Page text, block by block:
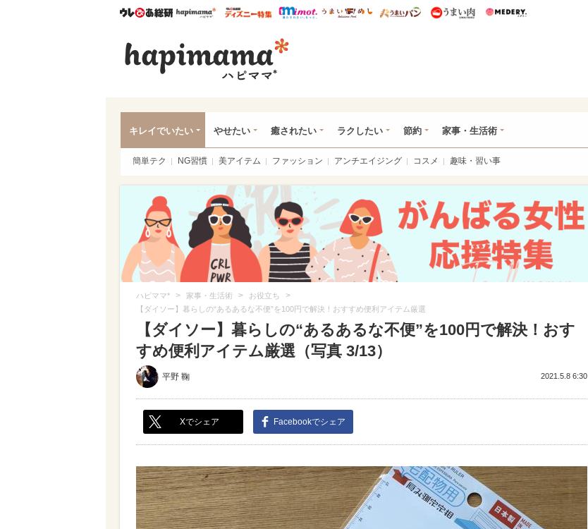
ウレぴあ総研ハピママ* ウレぴあ総研 ディズニー特集
mimot. うまいめし うまいパン うまい肉
キレイでいたい やせたい 癒されたい ラクしたい 節約 家事・生活術
簡単テク NG習慣 美アイテム ファッション アンチエイジング コスメ 趣味・習い事
ハピママ* > 家事・生活術 > お役立ち >
【ダイソー】暮らしの“あるあるな不便”を100円で解決！おすすめ便利アイテム厳選
【ダイソー】暮らしの“あるあるな不便”を100円で解決！おす
すめ便利アイテム厳選（写真 3/13）
平野 鞠 2021.5.8 6:30
Xでシェア Facebookでシェア